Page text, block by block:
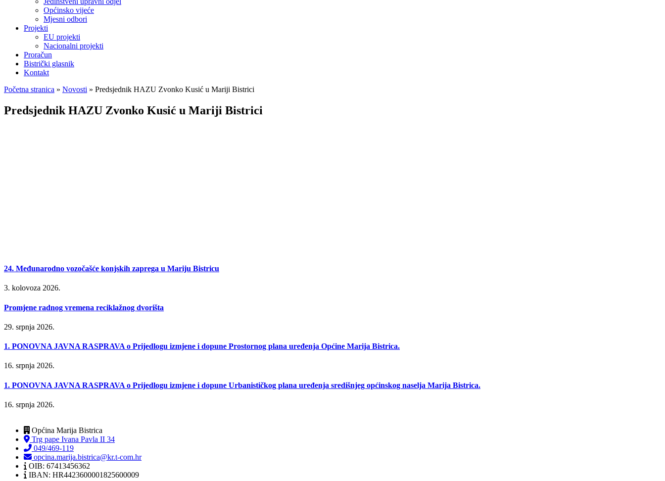
Općinsko vijeće
Mjesni odbori
Projekti
EU projekti
Nacionalni projekti
Proračun
Bistrički glasnik
Kontakt
Početna stranica » Novosti » Predsjednik HAZU Zvonko Kusić u Mariji Bistrici
Predsjednik HAZU Zvonko Kusić u Mariji Bistrici
24. Međunarodno vozočašće konjskih zaprega u Mariju Bistricu
3. kolovoza 2026.
Promjene radnog vremena reciklažnog dvorišta
29. srpnja 2026.
1. PONOVNA JAVNA RASPRAVA o Prijedlogu izmjene i dopune Prostornog plana uređenja Općine Marija Bistrica.
16. srpnja 2026.
1. PONOVNA JAVNA RASPRAVA o Prijedlogu izmjene i dopune Urbanističkog plana uređenja središnjeg općinskog naselja Marija Bistrica.
16. srpnja 2026.
Općina Marija Bistrica
Trg pape Ivana Pavla II 34
049/469-119
opcina.marija.bistrica@kr.t-com.hr
OIB: 67413456362
IBAN: HR4423600001825600009